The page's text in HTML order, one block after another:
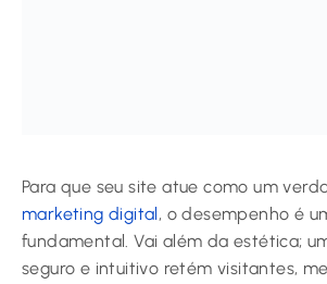
Para que seu site atue como um
marketing digital, o desempenho é
fundamental. Vai além da estética;
seguro e intuitivo retém visitantes,